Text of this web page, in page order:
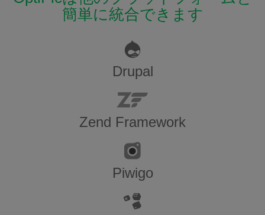
簡単に統合できます
Drupal
Zend Framework
Piwigo